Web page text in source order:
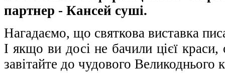
партнер - Кансей суші.
Нагадаємо, що святкова виставка
І якщо ви досі не бачили цієї краси,
завітайте до чудового Великоднього